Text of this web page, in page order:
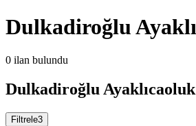
Dulkadiroğlu
0 ilan bulundu
Dulkadiroğlu
Filtrele3